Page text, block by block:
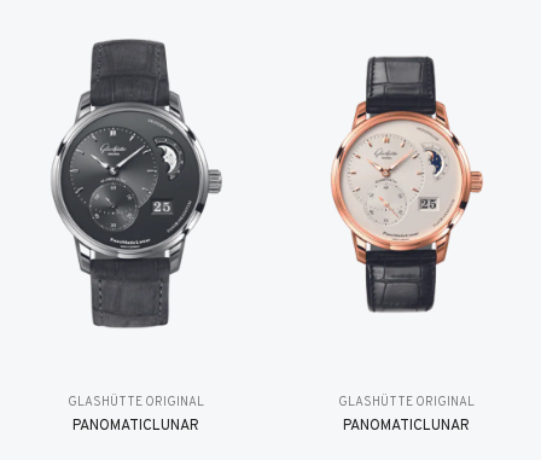
GLASHÜTTE ORIGINAL
PANOMATICLUNAR
GLASHÜTTE ORIGINAL
PANOMATICLUNAR